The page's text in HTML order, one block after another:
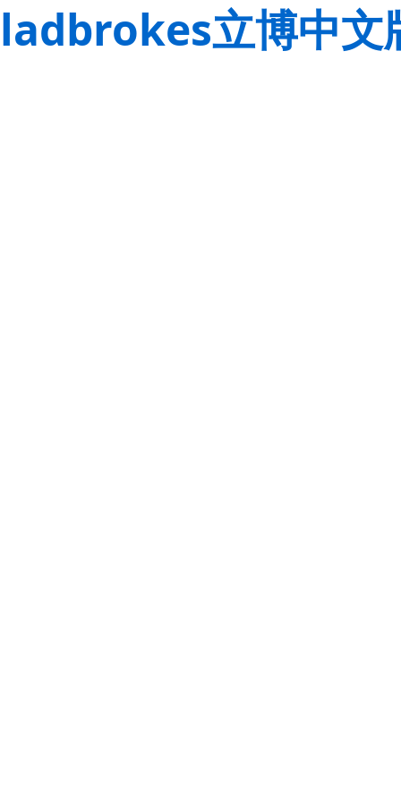
ladbrokes立博中文